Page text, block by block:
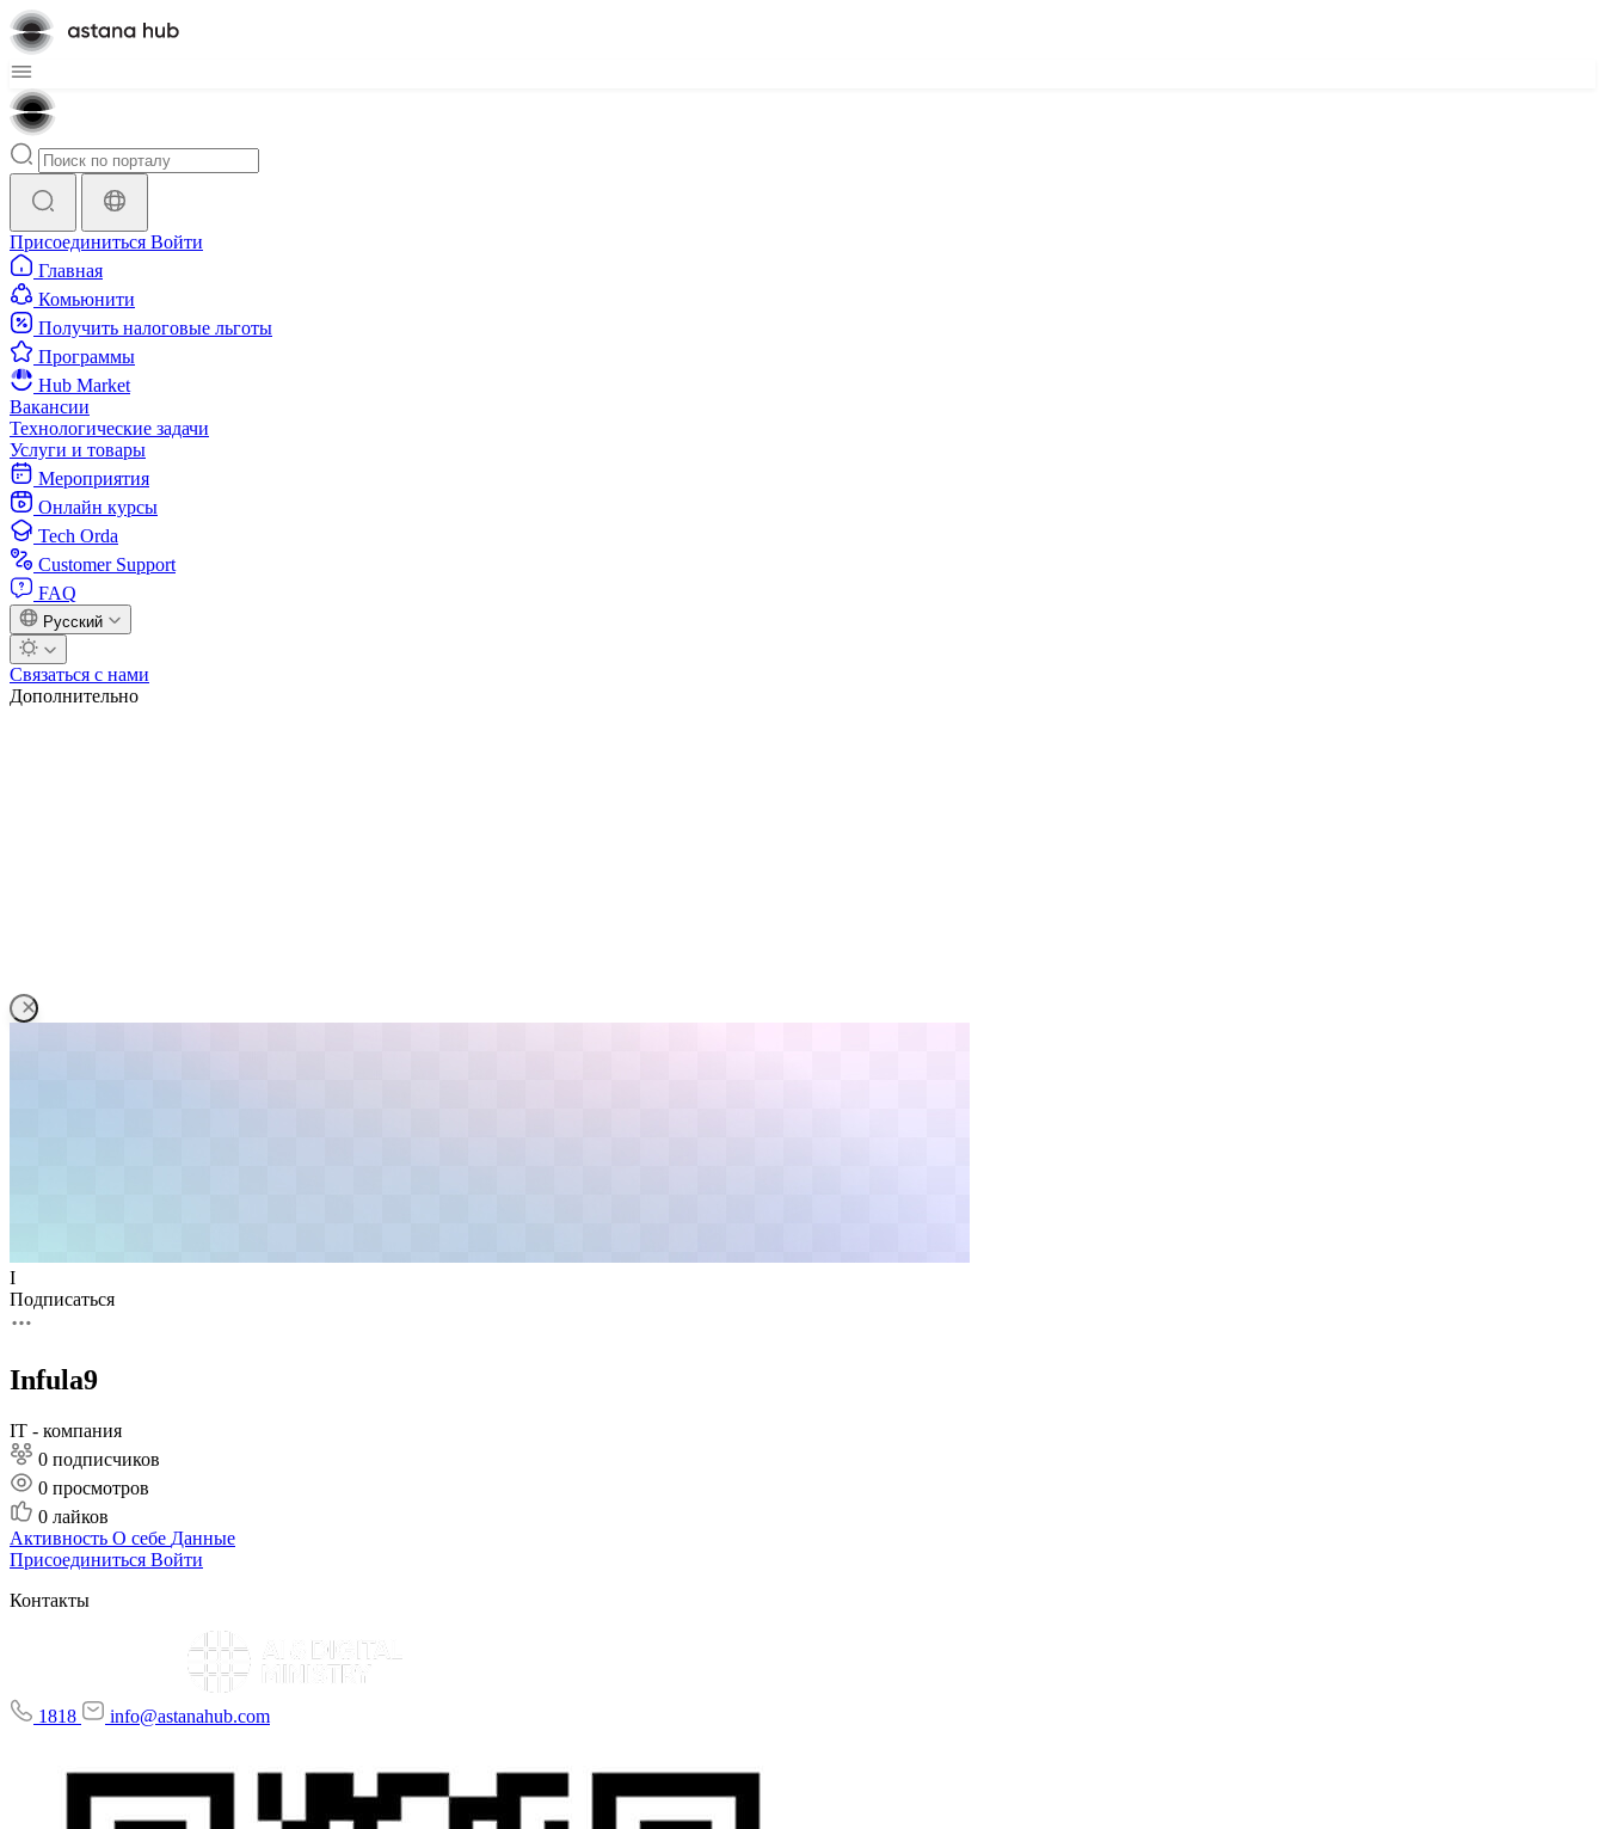
Присоединиться Войти
Главная
Комьюнити
Получить налоговые льготы
Программы
Hub Market
Вакансии
Технологические задачи
Услуги и товары
Мероприятия
Онлайн курсы
Tech Orda
Customer Support
FAQ
Русский
Связаться с нами
Дополнительно
I
Подписаться
Infula9
IT - компания
0 подписчиков
0 просмотров
0 лайков
Активность О себе Данные
Присоединиться Войти
Контакты
1818 info@astanahub.com